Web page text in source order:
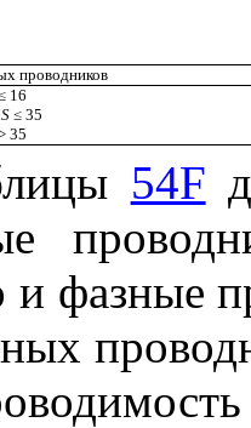
проводников
16
S ≤ 35
35
54F
и фазные